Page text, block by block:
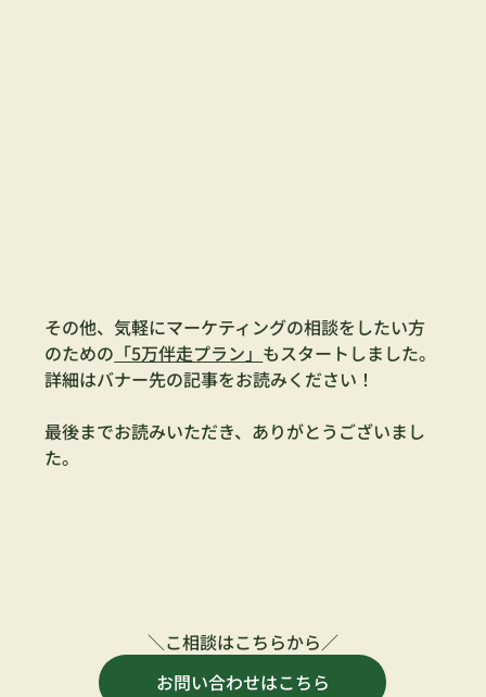
その他、気軽にマーケティングの相談をしたい方
のための 「5万伴走プラン」 もスタートしました。
詳細はバナー先の記事をお読みください！
最後までお読みいただき、ありがとうございまし
た。
＼こ相談はこちらから／
お問い合わせはこちら